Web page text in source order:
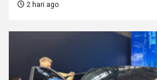
2 hari ago